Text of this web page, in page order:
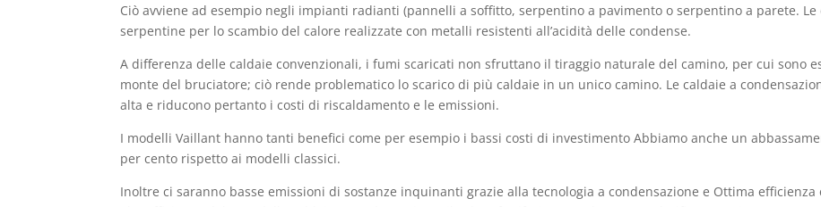
Ciò avviene ad esempio negli impianti radianti (pannelli a soffitto, serpentino a pavimento o serpentino a parete.
serpentine per lo scambio del calore realizzate con metalli resistenti all’acidità delle condense.
A differenza delle caldaie convenzionali, i fumi scaricati non sfruttano il tiraggio naturale del camino, per cui sono
monte del bruciatore; ciò rende problematico lo scarico di più caldaie in un unico camino. Le caldaie a
alta e riducono pertanto i costi di riscaldamento e le emissioni.
I modelli Vaillant hanno tanti benefici come per esempio i bassi costi di investimento Abbiamo anche un
per cento rispetto ai modelli classici.
Inoltre ci saranno basse emissioni di sostanze inquinanti grazie alla tecnologia a condensazione e Ottima